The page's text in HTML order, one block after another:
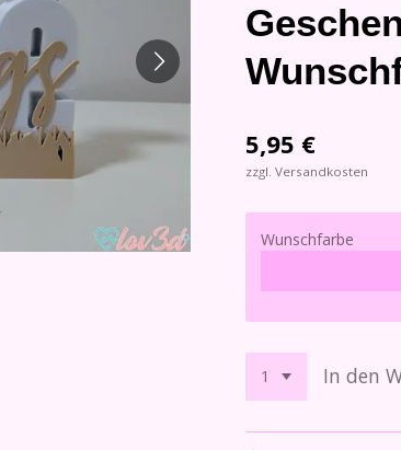
5,95 €
zzgl. Versandkosten
Wunschfarbe
In den